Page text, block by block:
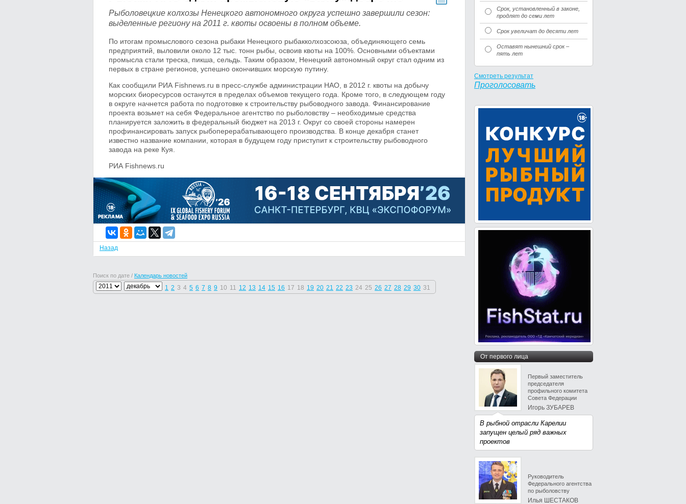
Рыболовецкие колхозы Ненецкого автономного округа успешно завершили сезон:
выделенные региону на 2011 г. квоты освоены в полном объеме.
По итогам промыслового сезона рыбаки Ненецкого рыбакколхозсоюза, объединяющего семь
предприятий, выловили около 12 тыс. тонн рыбы, освоив квоты на 100%. Основными объектами
промысла стали треска, пикша, сельдь. Таким образом, Ненецкий автономный округ стал одним из
первых в стране регионов, успешно окончивших морскую путину.
Как сообщили РИА Fishnews.ru в пресс-службе администрации НАО, в 2012 г. квоты на добычу
морских биоресурсов останутся в пределах объемов текущего года. Кроме того, в следующем году
в округе начнется работа по подготовке к строительству рыбоводного завода. Финансирование
проекта возьмет на себя Федеральное агентство по рыболовству – необходимые средства
планируется заложить в федеральный бюджет на 2013 г. Округ со своей стороны намерен
профинансировать запуск рыбоперерабатывающего производства. В конце декабря станет
известно название компании, которая в будущем году приступит к строительству рыбоводного
завода на реке Куя.
РИА Fishnews.ru
Назад
Поиск по дате / Календарь новостей
1 2 3 4 5 6 7 8 9 10 11 12 13 14 15 16 17 18 19 20 21 22 23 24 25 26 27 28 29 30 31
Срок, установленный в законе,
продлят до семи лет
Срок увеличат до десяти лет
Оставят нынешний срок –
пять лет
Смотреть результат
Проголосовать
От первого лица
Первый заместитель
председателя
профильного комитета
Совета Федерации
Игорь ЗУБАРЕВ
В рыбной отрасли Карелии
запущен целый ряд важных
проектов
Руководитель
Федерального агентства
по рыболовству
Илья ШЕСТАКОВ